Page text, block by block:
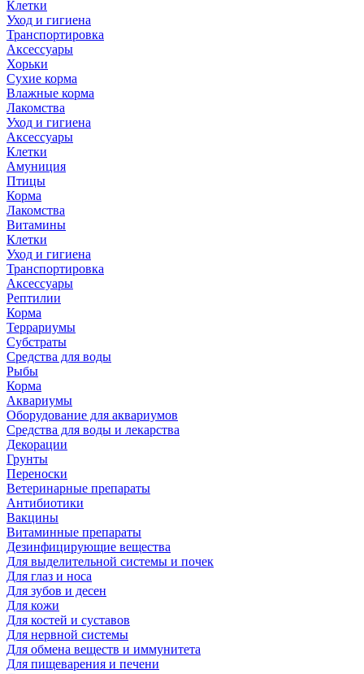
Клетки
Уход и гигиена
Транспортировка
Аксессуары
Хорьки
Сухие корма
Влажные корма
Лакомства
Уход и гигиена
Аксессуары
Клетки
Амуниция
Птицы
Корма
Лакомства
Витамины
Клетки
Уход и гигиена
Транспортировка
Аксессуары
Рептилии
Корма
Террариумы
Субстраты
Средства для воды
Рыбы
Корма
Аквариумы
Оборудование для аквариумов
Средства для воды и лекарства
Декорации
Грунты
Переноски
Ветеринарные препараты
Антибиотики
Вакцины
Витаминные препараты
Дезинфицирующие вещества
Для выделительной системы и почек
Для глаз и носа
Для зубов и десен
Для кожи
Для костей и суставов
Для нервной системы
Для обмена веществ и иммунитета
Для пищеварения и печени